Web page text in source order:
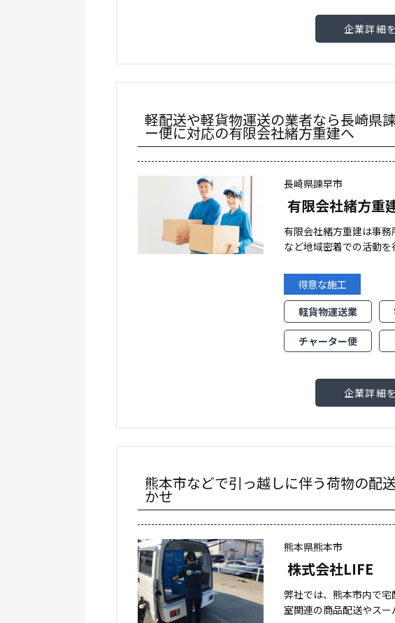
企業詳細
軽配送や軽貨物運送の業者なら長崎県
ー便に対応の有限会社緒方重建へ
長崎県諫早市
有限会社緒方重
有限会社緒方重建は事
など地域密着での活動
得意な施工
軽貨物運送業
チャーター便
企業詳細
熊本市などで引っ越しに伴う荷物の配
かせ
熊本県熊本市
株式会社LIFE
弊社では、熊本市内で
室関連の商品配送やス